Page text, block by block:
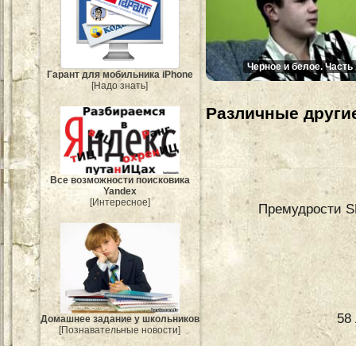
Гарант для мобильника iPhone
[Надо знать]
Все возможности поисковика
Yandex
[Интересное]
Домашнее задание у школьников
[Познавательные новости]
Черное и белое. Часть
Различные
Премудрости
58